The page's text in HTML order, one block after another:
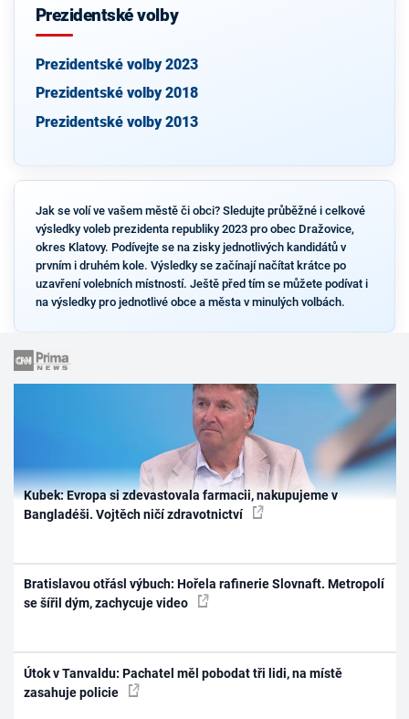
Prezidentské volby
Prezidentské volby 2023
Prezidentské volby 2018
Prezidentské volby 2013
Jak se volí ve vašem městě či obci? Sledujte průběžné i celkové
výsledky voleb prezidenta republiky 2023 pro obec Dražovice,
okres Klatovy. Podívejte se na zisky jednotlivých kandidátů v
prvním i druhém kole. Výsledky se začínají načítat krátce po
uzavření volebních místností. Ještě před tím se můžete podívat i
na výsledky pro jednotlivé obce a města v minulých volbách.
Kubek: Evropa si zdevastovala farmacii, nakupujeme v
Bangladéši. Vojtěch ničí zdravotnictví
Bratislavou otřásl výbuch: Hořela rafinerie Slovnaft. Metropolí
se šířil dým, zachycuje video
Útok v Tanvaldu: Pachatel měl pobodat tři lidi, na místě
zasahuje policie